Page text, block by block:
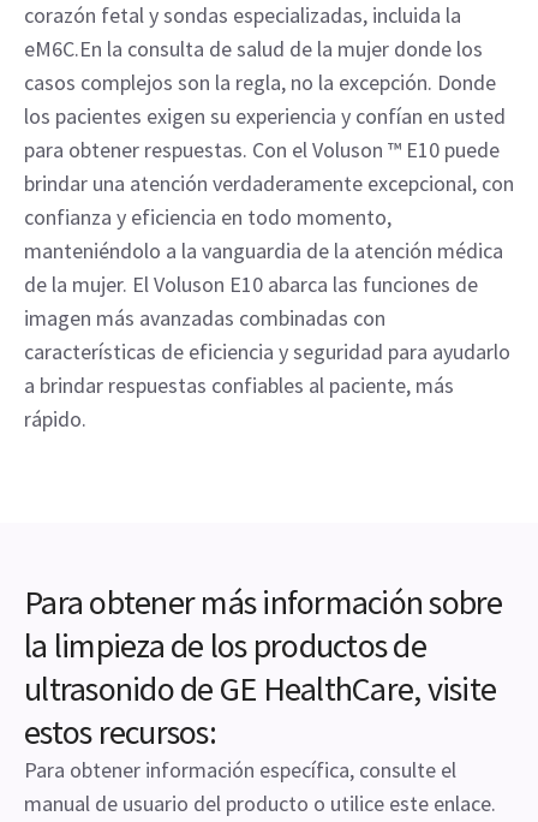
corazón fetal y sondas especializadas, incluida la
eM6C.En la consulta de salud de la mujer donde los
casos complejos son la regla, no la excepción. Donde
los pacientes exigen su experiencia y confían en usted
para obtener respuestas. Con el Voluson ™ E10 puede
brindar una atención verdaderamente excepcional, con
confianza y eficiencia en todo momento,
manteniéndolo a la vanguardia de la atención médica
de la mujer. El Voluson E10 abarca las funciones de
imagen más avanzadas combinadas con
características de eficiencia y seguridad para ayudarlo
a brindar respuestas confiables al paciente, más
rápido.
Para obtener más información sobre
la limpieza de los productos de
ultrasonido de GE HealthCare, visite
estos recursos:
Para obtener información específica, consulte el
manual de usuario del producto o utilice este enlace.